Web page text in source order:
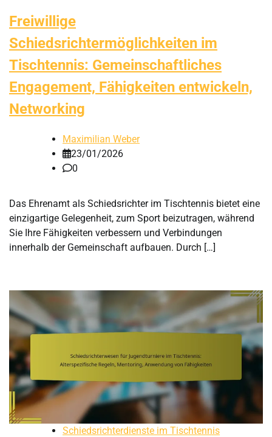
Freiwillige
Schiedsrichtermöglichkeiten im
Tischtennis: Gemeinschaftliches
Engagement, Fähigkeiten entwickeln,
Networking
Maximilian Weber
23/01/2026
0
Das Ehrenamt als Schiedsrichter im Tischtennis bietet eine
einzigartige Gelegenheit, zum Sport beizutragen, während
Sie Ihre Fähigkeiten verbessern und Verbindungen
innerhalb der Gemeinschaft aufbauen. Durch […]
Schiedsrichterdienste im Tischtennis